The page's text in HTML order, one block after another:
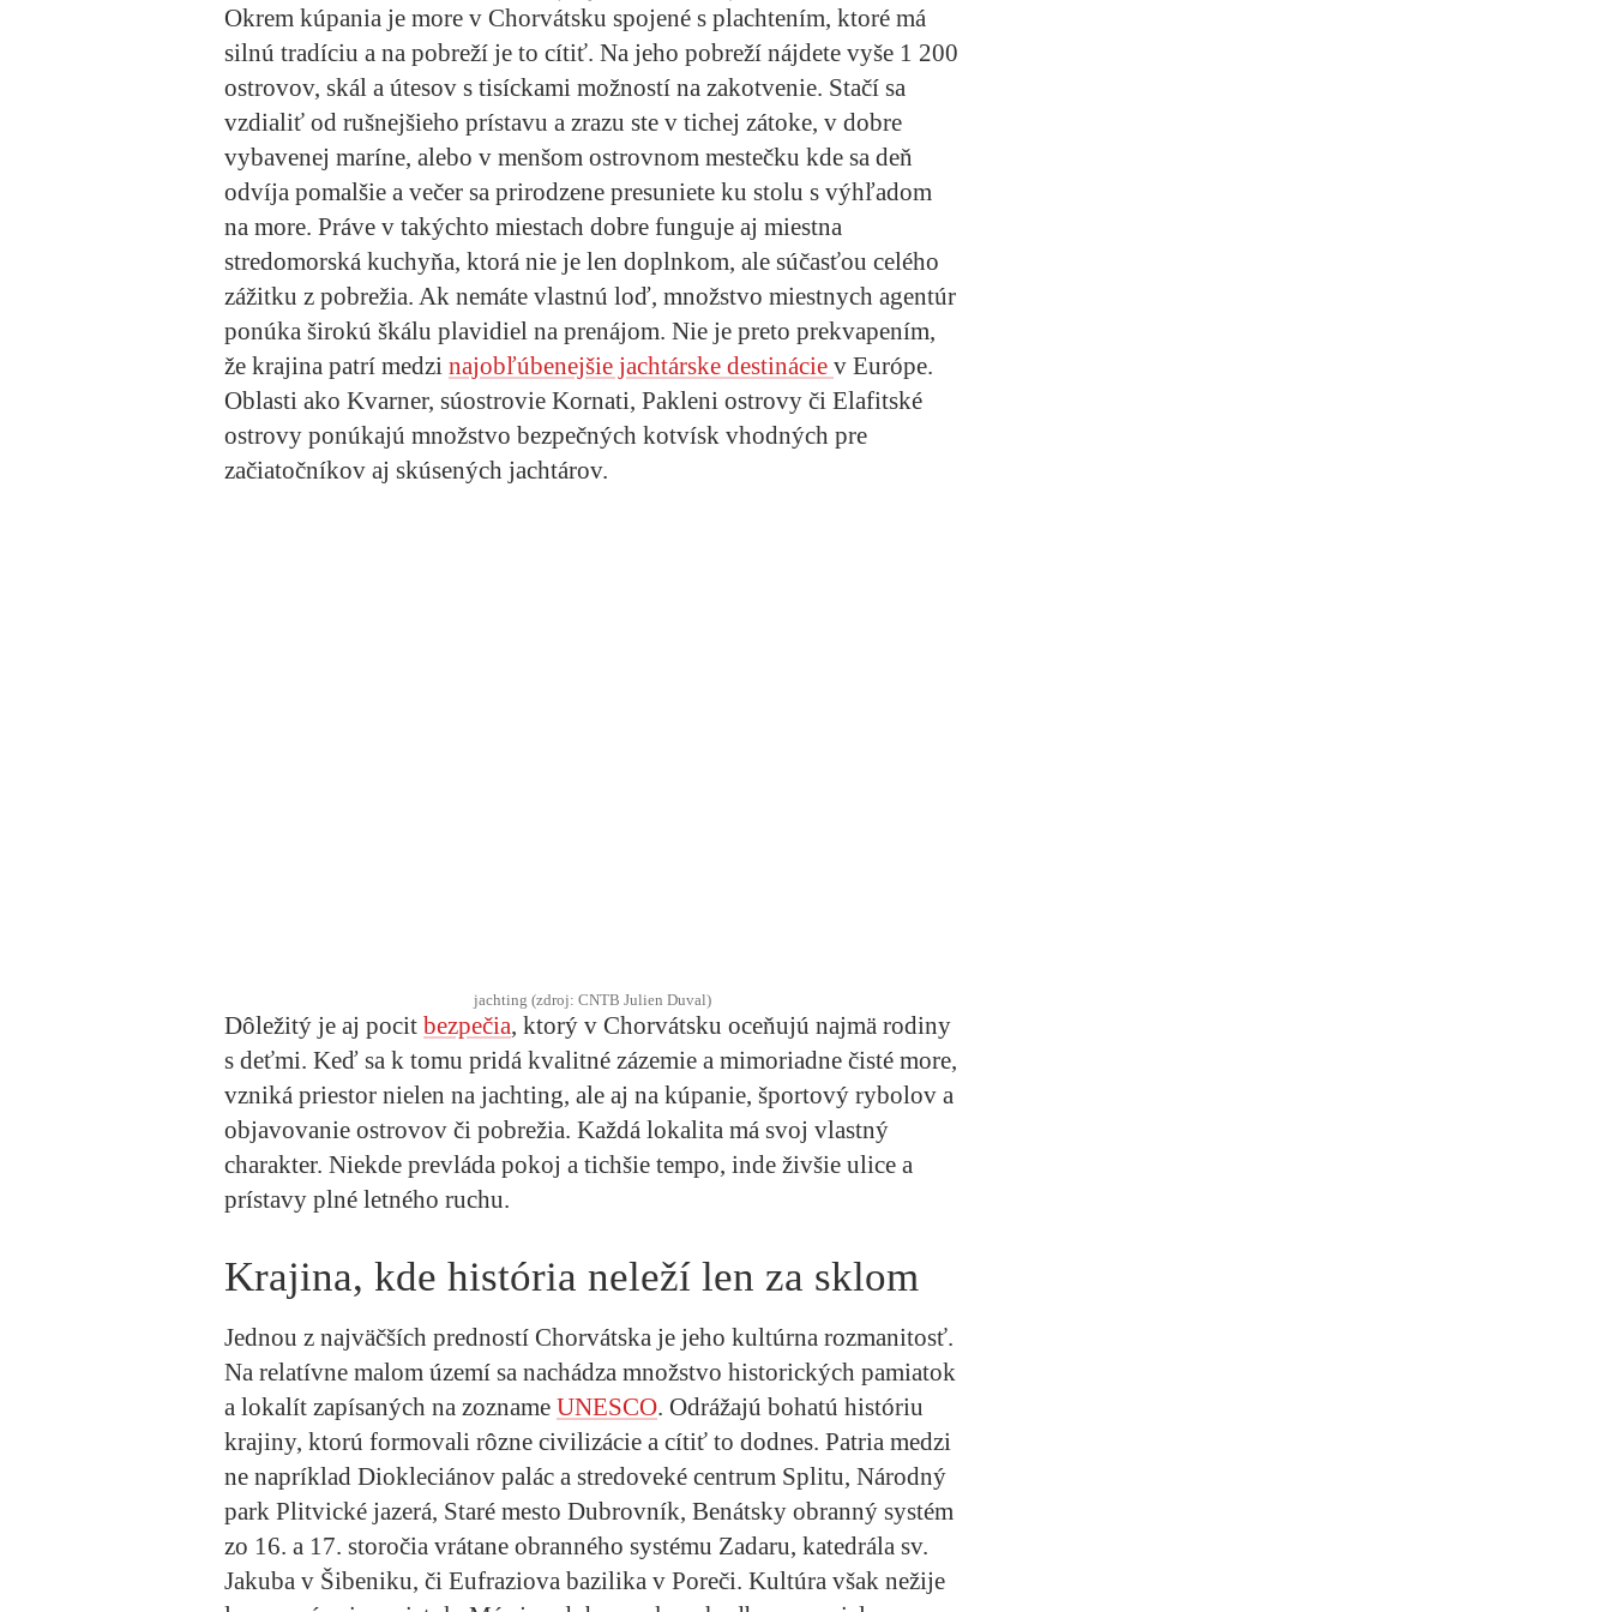
Okrem kúpania je more v Chorvátsku spojené s plachtením, ktoré má
silnú tradíciu a na pobreží je to cítiť. Na jeho pobreží nájdete vyše 1 200
ostrovov, skál a útesov s tisíckami možností na zakotvenie. Stačí sa
vzdialiť od rušnejšieho prístavu a zrazu ste v tichej zátoke, v dobre
vybavenej maríne, alebo v menšom ostrovnom mestečku kde sa deň
odvíja pomalšie a večer sa prirodzene presuniete ku stolu s výhľadom
na more. Práve v takýchto miestach dobre funguje aj miestna
stredomorská kuchyňa, ktorá nie je len doplnkom, ale súčasťou celého
zážitku z pobrežia. Ak nemáte vlastnú loď, množstvo miestnych agentúr
ponúka širokú škálu plavidiel na prenájom. Nie je preto prekvapením,
že krajina patrí medzi najobľúbenejšie jachtárske destinácie v Európe.
Oblasti ako Kvarner, súostrovie Kornati, Pakleni ostrovy či Elafitské
ostrovy ponúkajú množstvo bezpečných kotvísk vhodných pre
začiatočníkov aj skúsených jachtárov.
jachting (zdroj: CNTB Julien Duval)
Dôležitý je aj pocit bezpečia, ktorý v Chorvátsku oceňujú najmä rodiny
s deťmi. Keď sa k tomu pridá kvalitné zázemie a mimoriadne čisté more,
vzniká priestor nielen na jachting, ale aj na kúpanie, športový rybolov a
objavovanie ostrovov či pobrežia. Každá lokalita má svoj vlastný
charakter. Niekde prevláda pokoj a tichšie tempo, inde živšie ulice a
prístavy plné letného ruchu.
Krajina, kde história neleží len za sklom
Jednou z najväčších predností Chorvátska je jeho kultúrna rozmanitosť.
Na relatívne malom území sa nachádza množstvo historických pamiatok
a lokalít zapísaných na zozname UNESCO. Odrážajú bohatú históriu
krajiny, ktorú formovali rôzne civilizácie a cítiť to dodnes. Patria medzi
ne napríklad Diokleciánov palác a stredoveké centrum Splitu, Národný
park Plitvické jazerá, Staré mesto Dubrovník, Benátsky obranný systém
zo 16. a 17. storočia vrátane obranného systému Zadaru, katedrála sv.
Jakuba v Šibeniku, či Eufraziova bazilika v Poreči. Kultúra však nežije